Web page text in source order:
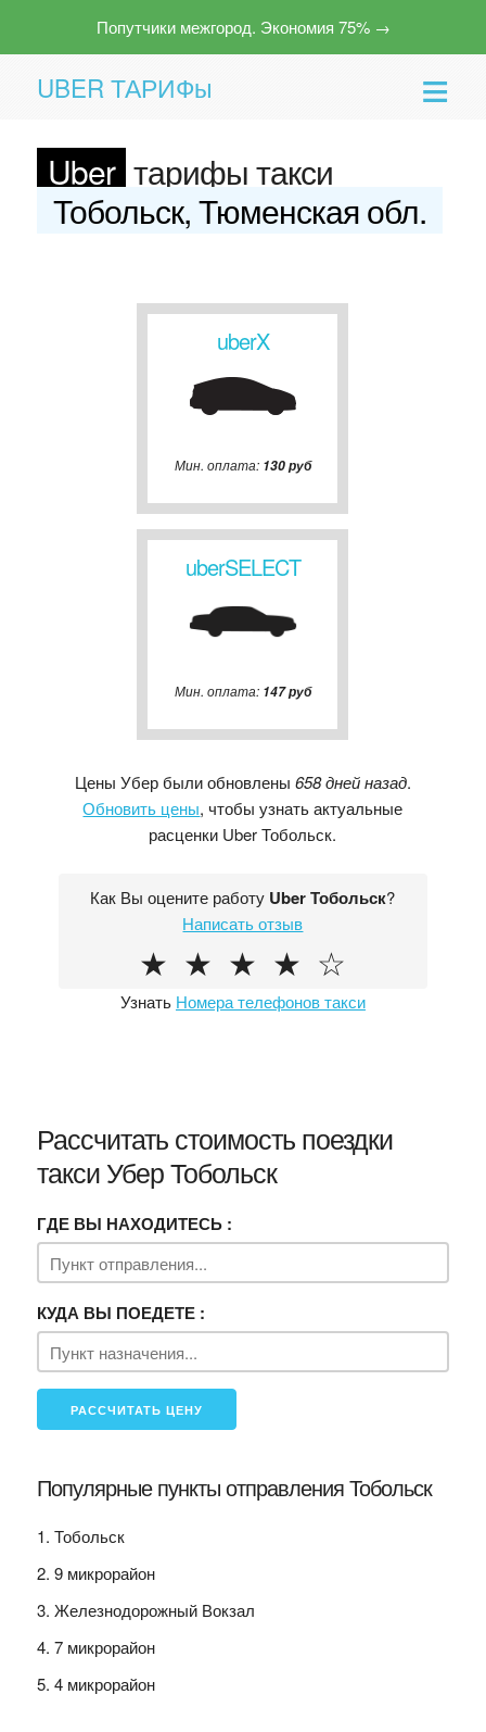
Попутчики межгород. Экономия 75% →
UBER ТАРИФы
Uber тарифы такси
Тобольск, Тюменская обл.
uberX
Мин. оплата: 130 руб
uberSELECT
Мин. оплата: 147 руб
Цены Убер были обновлены 658 дней назад.
Обновить цены, чтобы узнать актуальные
расценки Uber Тобольск.
Как Вы оцените работу Uber Тобольск?
Написать отзыв
☆
★
★
★
★
Узнать Номера телефонов такси
Рассчитать стоимость поездки
такси Убер Тобольск
ГДЕ ВЫ НАХОДИТЕСЬ :
КУДА ВЫ ПОЕДЕТЕ :
Популярные пункты отправления Тобольск
Тобольск
9 микрорайон
Железнодорожный Вокзал
7 микрорайон
4 микрорайон